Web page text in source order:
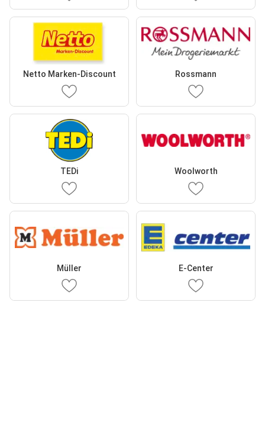
Netto Marken-Discount Rossmann
TEDi Woolworth
Müller E-Center